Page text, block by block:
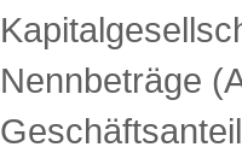
Nennbeträge